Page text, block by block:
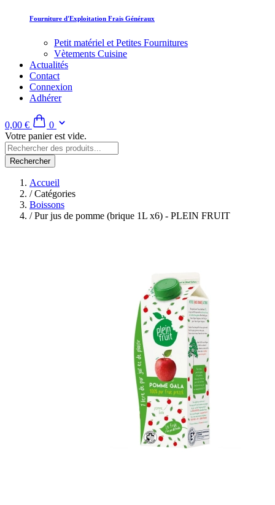
Fourniture d'Exploitation Frais Généraux
Petit matériel et Petites Fournitures
Vètements Cuisine
Actualités
Contact
Connexion
Adhérer
0,00 €
0
Votre panier est vide.
Rechercher
Accueil
/Catégories
Boissons
/Pur jus de pomme (brique 1L x6) - PLEIN FRUIT